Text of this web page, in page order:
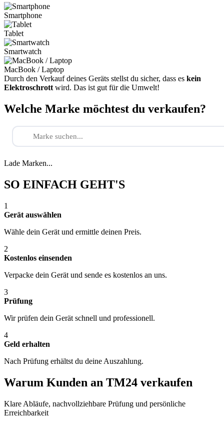
Smartphone
Tablet
Smartwatch
MacBook / Laptop
Durch den Verkauf deines Geräts stellst du sicher, dass es kein
Elektroschrott wird. Das ist gut für die Umwelt!
Welche Marke möchtest du verkaufen?
Lade Marken...
SO EINFACH GEHT'S
1
Gerät auswählen
Wähle dein Gerät und ermittle deinen Preis.
2
Kostenlos einsenden
Verpacke dein Gerät und sende es kostenlos an uns.
3
Prüfung
Wir prüfen dein Gerät schnell und professionell.
4
Geld erhalten
Nach Prüfung erhältst du deine Auszahlung.
Warum Kunden an TM24 verkaufen
Klare Abläufe, nachvollziehbare Prüfung und persönliche
Erreichbarkeit